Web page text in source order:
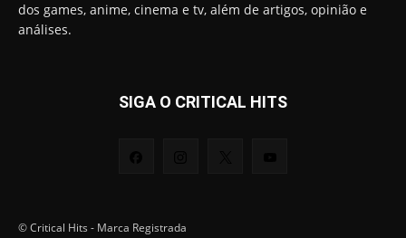
dos games, anime, cinema e tv, além de artigos, opinião e
análises.
SIGA O CRITICAL HITS
© Critical Hits - Marca Registrada